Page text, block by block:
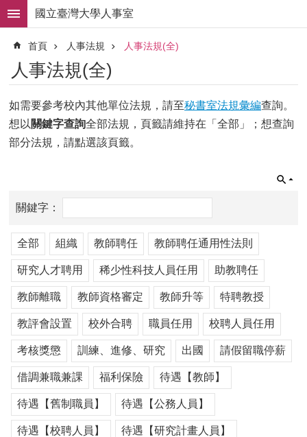
跳到主要內容區塊
進
階
搜
尋
求
職
徵
才
掌
人
事
法
規
常
用
表
單
各
類
專
區
國立臺灣大學人事室
首頁 人事法規 人事法規(全)
人事法規(全)
如需要參考校內其他單位法規，請至秘書室法規彙編查詢。
想以 關鍵字查詢全部法規，頁籤請維持在「全部」；想查詢
部分法規，請點選該頁籤。
全部 組織 教師聘任 教師聘任通用性法則
研究人才聘用 稀少性科技人員任用 助教聘任
教師離職 教師資格審定 教師升等 特聘教授
教評會設置 校外合聘 職員任用 校聘人員任用
考核獎懲 訓練、進修、研究 出國 請假留職停薪
借調兼職兼課 福利保險 待遇【教師】
待遇【舊制職員】 待遇【公務人員】
待遇【校聘人員】 待遇【研究計畫人員】